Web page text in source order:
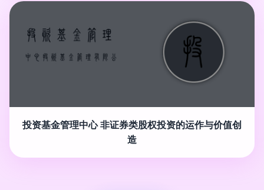
投资基金管理中心 非证券类股权投资的运作与价值创
造